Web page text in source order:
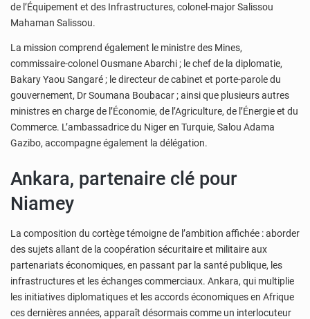
de l’Équipement et des Infrastructures, colonel-major Salissou
Mahaman Salissou.
La mission comprend également le ministre des Mines,
commissaire-colonel Ousmane Abarchi ; le chef de la diplomatie,
Bakary Yaou Sangaré ; le directeur de cabinet et porte-parole du
gouvernement, Dr Soumana Boubacar ; ainsi que plusieurs autres
ministres en charge de l’Économie, de l’Agriculture, de l’Énergie et du
Commerce. L’ambassadrice du Niger en Turquie, Salou Adama
Gazibo, accompagne également la délégation.
Ankara, partenaire clé pour
Niamey
La composition du cortège témoigne de l’ambition affichée : aborder
des sujets allant de la coopération sécuritaire et militaire aux
partenariats économiques, en passant par la santé publique, les
infrastructures et les échanges commerciaux. Ankara, qui multiplie
les initiatives diplomatiques et les accords économiques en Afrique
ces dernières années, apparaît désormais comme un interlocuteur